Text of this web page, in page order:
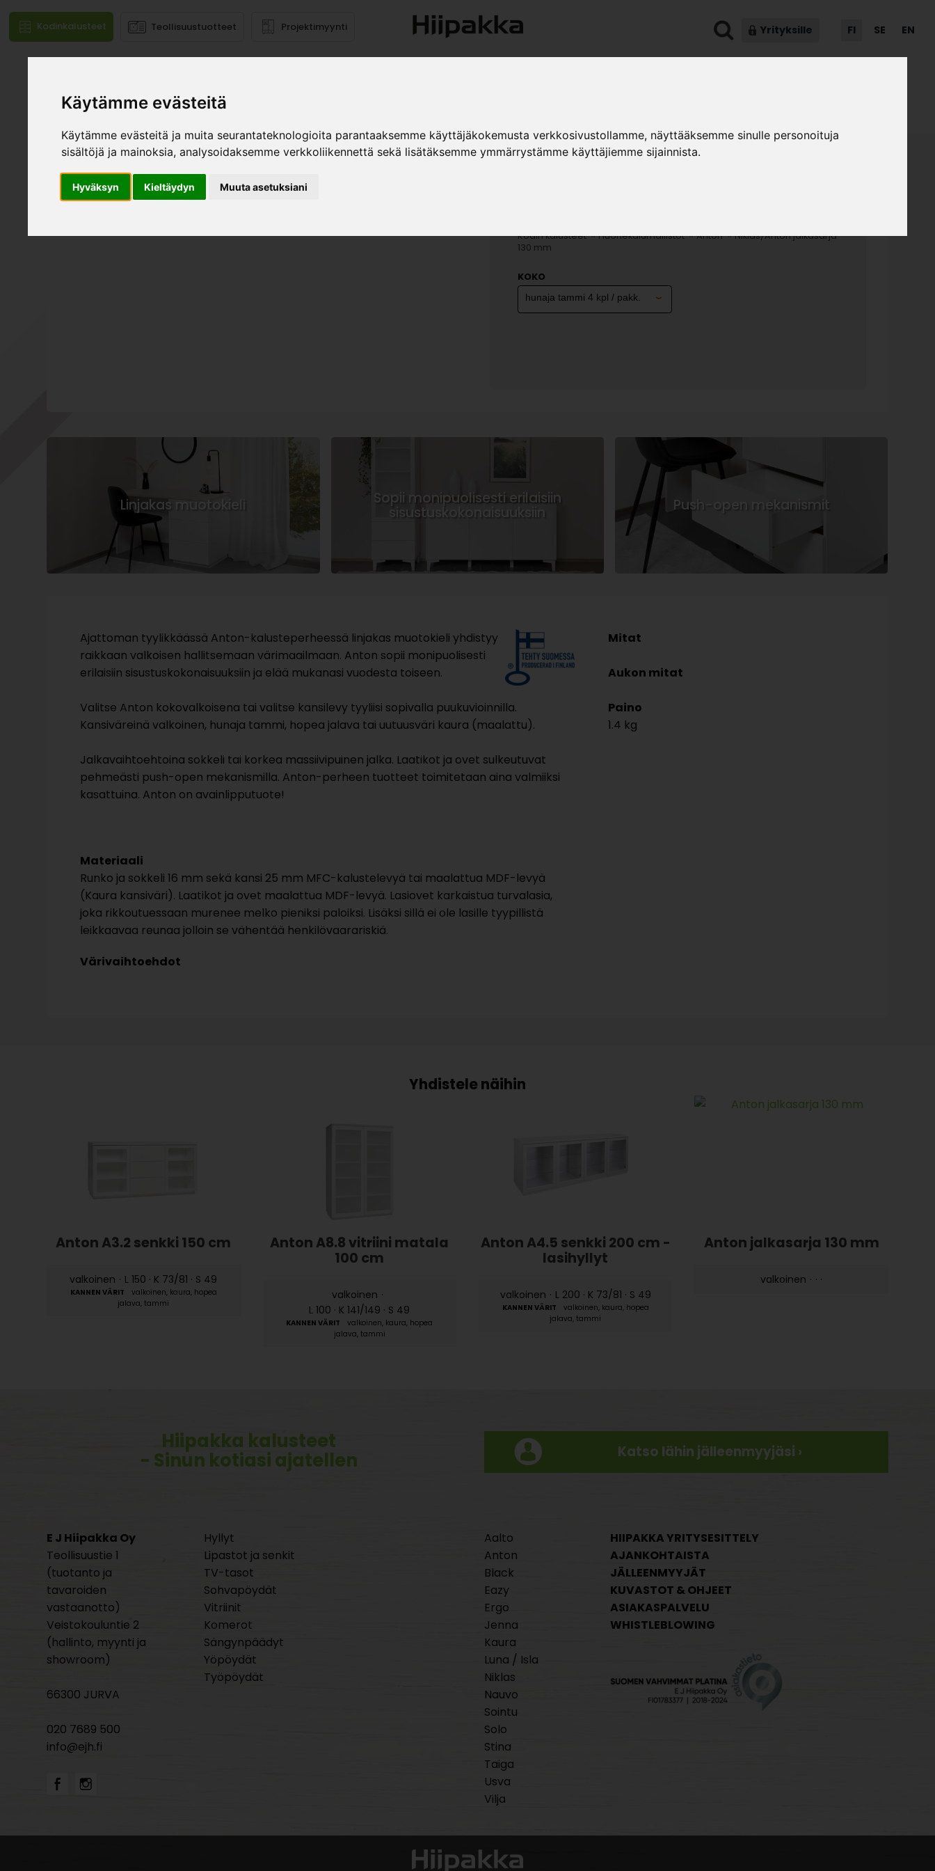
Käytämme evästeitä
Käytämme evästeitä ja muita seurantateknologioita parantaaksemme käyttäjäkokemusta verkkosivustollamme, näyttääksemme sinulle personoituja
sisältöjä ja mainoksia, analysoidaksemme verkkoliikennettä sekä lisätäksemme ymmärrystämme käyttäjiemme sijainnista.
Hyväksyn Kieltäydyn Muuta asetuksiani
Kodinkalusteet Teollisuustuotteet Projektimyynti Yrityksille FI SE EN
Mallistot
Kodin kalusteet»Huonekalumallistot»Anton»Niklas/Anton jalkasarja
130 mm
KOKO
Linjakas muotokieli Sopii monipuolisesti erilaisiin
sisustuskokonaisuuksiin Push-open mekanismit
Ajattoman tyylikkäässä Anton-kalusteperheessä linjakas muotokieli yhdistyy
raikkaan valkoisen hallitsemaan värimaailmaan. Anton sopii monipuolisesti
erilaisiin sisustuskokonaisuuksiin ja elää mukanasi vuodesta toiseen.
Valitse Anton kokovalkoisena tai valitse kansilevy tyyliisi sopivalla puukuvioinnilla.
Kansiväreinä valkoinen, hunaja tammi, hopea jalava tai uutuusväri kaura (maalattu).
Jalkavaihtoehtoina sokkeli tai korkea massiivipuinen jalka. Laatikot ja ovet sulkeutuvat
pehmeästi push-open mekanismilla. Anton-perheen tuotteet toimitetaan aina valmiiksi
kasattuina. Anton on avainlipputuote!
Materiaali
Runko ja sokkeli 16 mm sekä kansi 25 mm MFC-kalustelevyä tai maalattua MDF-levyä
(Kaura kansiväri). Laatikot ja ovet maalattua MDF-levyä. Lasiovet karkaistua turvalasia,
joka rikkoutuessaan murenee melko pieniksi paloiksi. Lisäksi sillä ei ole lasille tyypillistä
leikkaavaa reunaa jolloin se vähentää henkilövaarariskiä.
Värivaihtoehdot
Mitat
Aukon mitat
Paino
1.4 kg
Anton A3.2 senkki 150 cm
valkoinen · L 150 · K 73/81 · S 49
valkoinen, kaura, hopea
jalava, tammi
Anton A8.8 vitriini matala
100 cm
valkoinen ·
L 100 · K 141/149 · S 49
valkoinen, kaura, hopea
jalava, tammi
Anton A4.5 senkki 200 cm -
lasihyllyt
valkoinen · L 200 · K 73/81 · S 49
valkoinen, kaura, hopea
jalava, tammi
Anton jalkasarja 130 mm
valkoinen · · ·
Hiipakka kalusteet
- Sinun kotiasi ajatellen Katso lähin jälleenmyyjäsi ›
E J Hiipakka Oy
Teollisuustie 1
(tuotanto ja
tavaroiden
vastaanotto)
Veistokouluntie 2
(hallinto, myynti ja
showroom)
66300 JURVA
020 7689 500
info@ejh.fi
Hyllyt
Lipastot ja senkit
TV-tasot
Sohvapöydät
Vitriinit
Komerot
Sängynpäädyt
Yöpöydät
Työpöydät
Aalto
Anton
Black
Eazy
Ergo
Jenna
Kaura
Luna / Isla
Niklas
Nauvo
Sointu
Solo
Stina
Taiga
Usva
Vilja
HIIPAKKA YRITYSESITTELY
AJANKOHTAISTA
JÄLLEENMYYJÄT
KUVASTOT & OHJEET
ASIAKASPALVELU
WHISTLEBLOWING